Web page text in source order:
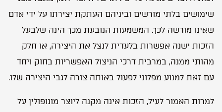
שימושים בלתי מורשים וביניהם העתקת יצירתו על ידי אדם
שאינו מורשה לכך. המשמעות הנובעת מכך הינה שלבעל
הזכות ישנה אפשרות בלעדית לנצל את היצירה, או חלק
מהותי ממנה, במרבית דרכי הניצול האפשריות בחוק ויחד
עם זאת למנוע מפלוני לפעול באותה צורה לגבי היצירה שלו.
למרות האמור לעיל, הזכות אינה מקנה ליוצר מונופולין על